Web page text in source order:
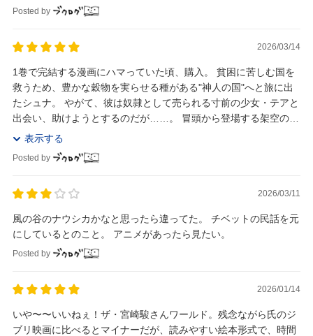
た
Posted by
2026/03/14
1巻で完結する漫画にハマっていた頃、購入。 貧困に苦しむ国を
救うため、豊かな穀物を実らせる種がある"神人の国"へと旅に出
たシュナ。 やがて、彼は奴隷として売られる寸前の少女・テアと
出会い、助けようとするのだが……。 冒頭から登場する架空の生
き物"...
表示する
Posted by
2026/03/11
風の谷のナウシカかなと思ったら違ってた。 チベットの民話を元
にしているとのこと。 アニメがあったら見たい。
Posted by
2026/01/14
いや〜〜いいねぇ！ザ・宮崎駿さんワールド。残念ながら氏のジ
ブリ映画に比べるとマイナーだが、読みやすい絵本形式で、時間